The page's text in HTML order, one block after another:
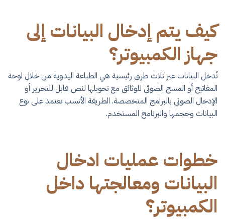
كيف يتم إدخال البيانات إلى
جهاز الكمبيوتر؟
تُدخل البيانات عبر ثلاث طرق رئيسية هي الطباعة اليدوية من خلال لوحة
المفاتيح أو المسح الضوئي للوثائق مع تحويلها لنص قابل للتحرير أو
الإدخال الصوتي بالبرامج المتخصصة. الطريقة الأنسب تعتمد على نوع
البيانات وحجمها والبرنامج المستخدم.
خطوات عمليات ادخال
البيانات ومعالجتها داخل
الكمبيوتر؟